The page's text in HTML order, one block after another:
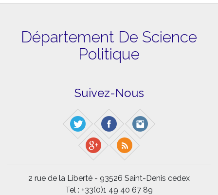
Département De Science
Politique
Suivez-Nous
2 rue de la Liberté - 93526 Saint-Denis cedex
Tel : +33(0)1 49 40 67 89